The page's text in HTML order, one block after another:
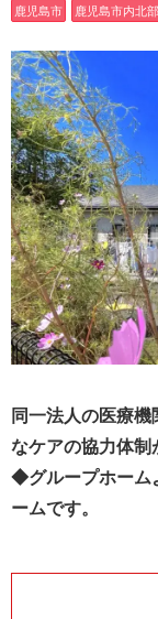
鹿児島市 鹿児島市内北部
同一法人の医療
なケアの協力体制
◆グループホーム
ームです。